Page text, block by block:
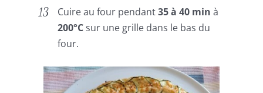
Cuire au four pendant35 à 40 min à
200°Csur une grille dans le bas du
four.